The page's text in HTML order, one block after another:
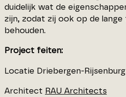
duidelijk wat de
zijn, zodat zij ook op de lange
behouden.
Project feiten:
Locatie Driebergen-Rijsenburg
Architect RAU Architects